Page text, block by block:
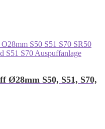
Ø28mm S50, S51, S70,